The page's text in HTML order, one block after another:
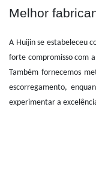
Melhor
A Huijin se estabeleceu
forte compromisso com
Também fornecemos
escorregamento,
experimentar a